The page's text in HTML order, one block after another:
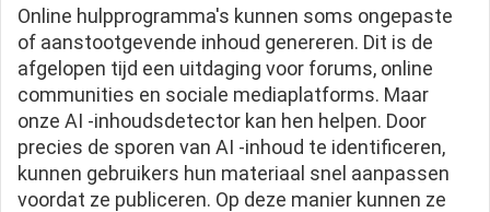
Online hulpprogramma's kunnen soms ongepaste
of aanstootgevende inhoud genereren. Dit is de
afgelopen tijd een uitdaging voor forums, online
communities en sociale mediaplatforms. Maar
onze AI -inhoudsdetector kan hen helpen. Door
precies de sporen van AI -inhoud te identificeren,
kunnen gebruikers hun materiaal snel aanpassen
voordat ze publiceren. Op deze manier kunnen ze